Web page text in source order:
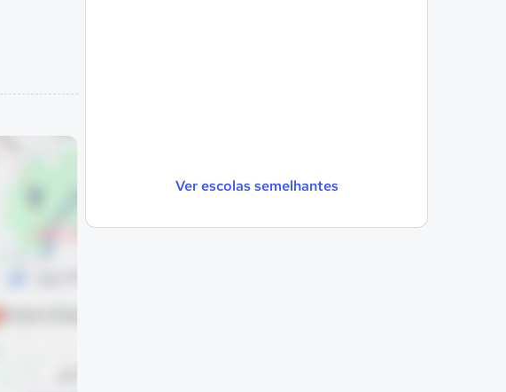
Ver escolas semelhantes